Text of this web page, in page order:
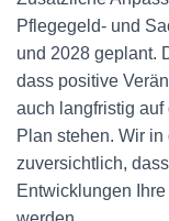
Pflegegeld- und
und 2028 geplant.
dass positive
auch langfristig auf
Plan stehen. Wir
zuversichtlich,
Entwicklungen